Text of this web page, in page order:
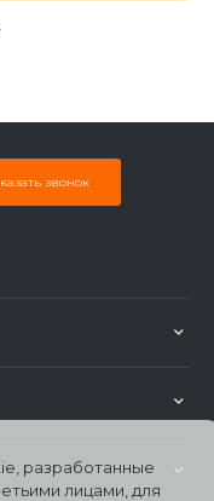
звонок
разработанные
лицами, для